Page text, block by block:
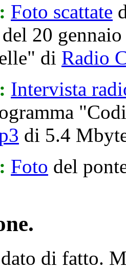
Foto scattate
del 20
di Radio
Intervista
di 5.4
Foto del
di fatto.